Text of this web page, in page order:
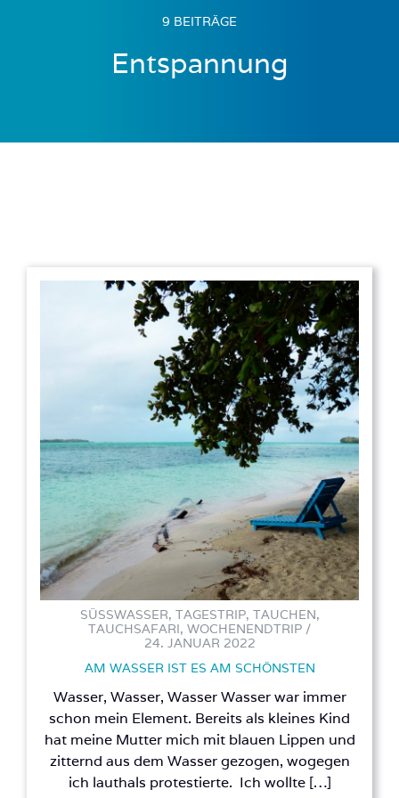
9 BEITRÄGE
Entspannung
SÜSSWASSER, TAGESTRIP, TAUCHEN, T
AUCHSAFARI, WOCHENENDTRIP /
24. JANUAR 2022
AM WASSER IST ES AM SCHÖNSTEN
Wasser, Wasser, Wasser Wasser war immer
schon mein Element. Bereits als kleines Kind
hat meine Mutter mich mit blauen Lippen und
zitternd aus dem Wasser gezogen, wogegen
ich lauthals protestierte. Ich wollte […]